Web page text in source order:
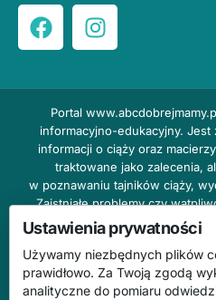
Portal
informacyjno-edukacyjny.
informacji o ciąży oraz
traktowane jako zalecenia,
w poznawaniu tajników ciąży,
Zaistniałe problemy czy
przypadków należy
lekarzem ginekologiem lub innym
dziedzinie. DOBRY DOM nie
nie ponosi również żadnych
odpowiedzialności za
Ustawienia prywatności
Używamy niezbędnych plików
prawidłowo. Za Twoją zgodą
analityczne do pomiaru